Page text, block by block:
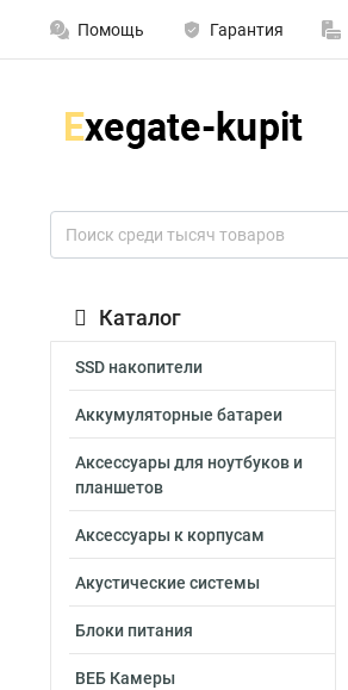
Помощь Гарантия
Каталог
SSD накопители
Аккумуляторные батареи
Аксессуары для ноутбуков и
планшетов
Аксессуары к корпусам
Акустические системы
Блоки питания
ВЕБ Камеры